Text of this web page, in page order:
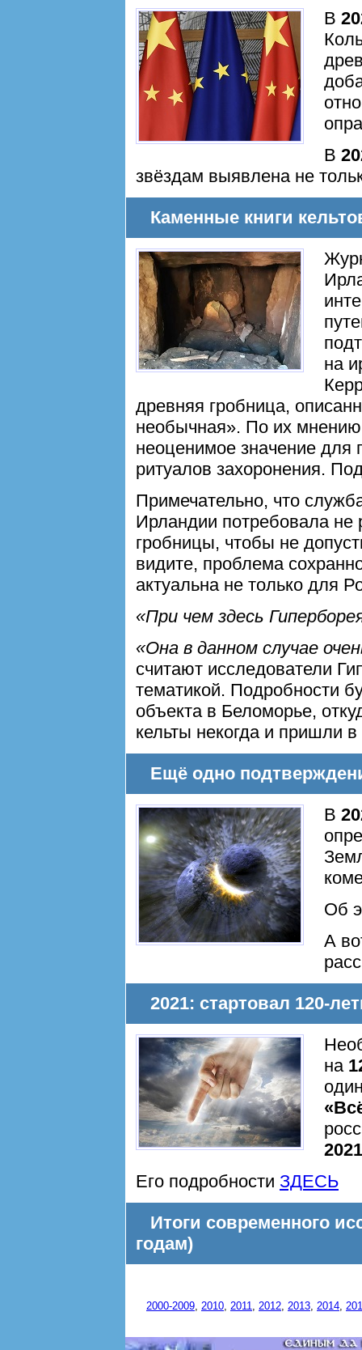
В
В
звёздам выявлена не
Каменные книги
на
древняя гробница,
необычная». По их
неоценимое значение для
ритуалов захоронения.
Примечательно, что
Ирландии потребовала не
гробницы, чтобы не
видите, проблема
актуальна не только для
«При чем здесь
«Она в данном случае
считают исследователи
тематикой. Подробности
объекта в Беломорье,
кельты некогда и пришли
Ещё одно
В
Об
А
2021: стартовал 120-
на
2021
Его подробности ЗДЕСЬ
Итоги современного
годам)
2000-2009, 2010, 2011, 2012, 2013, 2014,